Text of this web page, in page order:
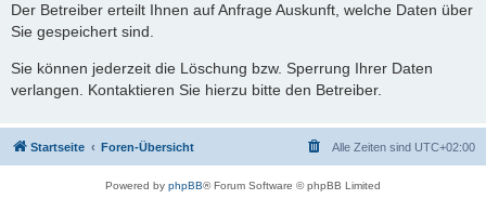
Der Betreiber erteilt Ihnen auf Anfrage Auskunft, welche Daten über
Sie gespeichert sind.
Sie können jederzeit die Löschung bzw. Sperrung Ihrer Daten
verlangen. Kontaktieren Sie hierzu bitte den Betreiber.
Startseite Foren-Übersicht Alle Zeiten sind UTC+02:00
Powered by phpBB® Forum Software © phpBB Limited